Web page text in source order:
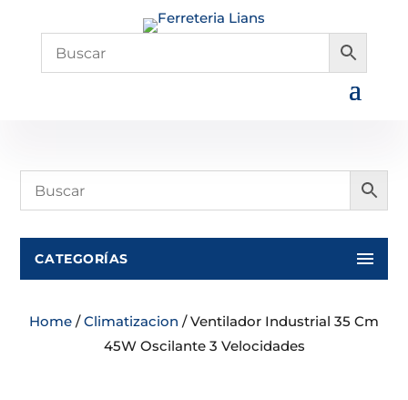
CATEGORÍAS
Home /Climatizacion / Ventilador Industrial 35 Cm
45W Oscilante 3 Velocidades